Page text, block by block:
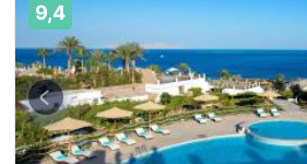
9,4